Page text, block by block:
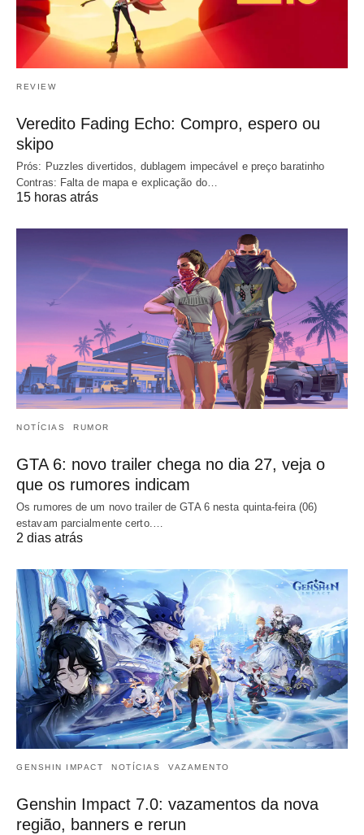
REVIEW
Veredito Fading Echo: Compro, espero ou
skipo
Prós: Puzzles divertidos, dublagem impecável e preço baratinho
Contras: Falta de mapa e explicação do…
15 horas atrás
NOTÍCIAS RUMOR
GTA 6: novo trailer chega no dia 27, veja o
que os rumores indicam
Os rumores de um novo trailer de GTA 6 nesta quinta-feira (06)
estavam parcialmente certo.…
2 dias atrás
GENSHIN IMPACT NOTÍCIAS VAZAMENTO
Genshin Impact 7.0: vazamentos da nova
região, banners e rerun